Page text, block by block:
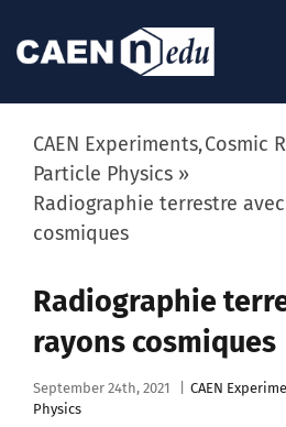
About
News
Experiments
Videos
CAEN Experiments Cosmic
Particle Physics
Radiographie terrestre
cosmiques
Radiographie
rayons cosmiques
September 24th, 2021 CAEN
Physics